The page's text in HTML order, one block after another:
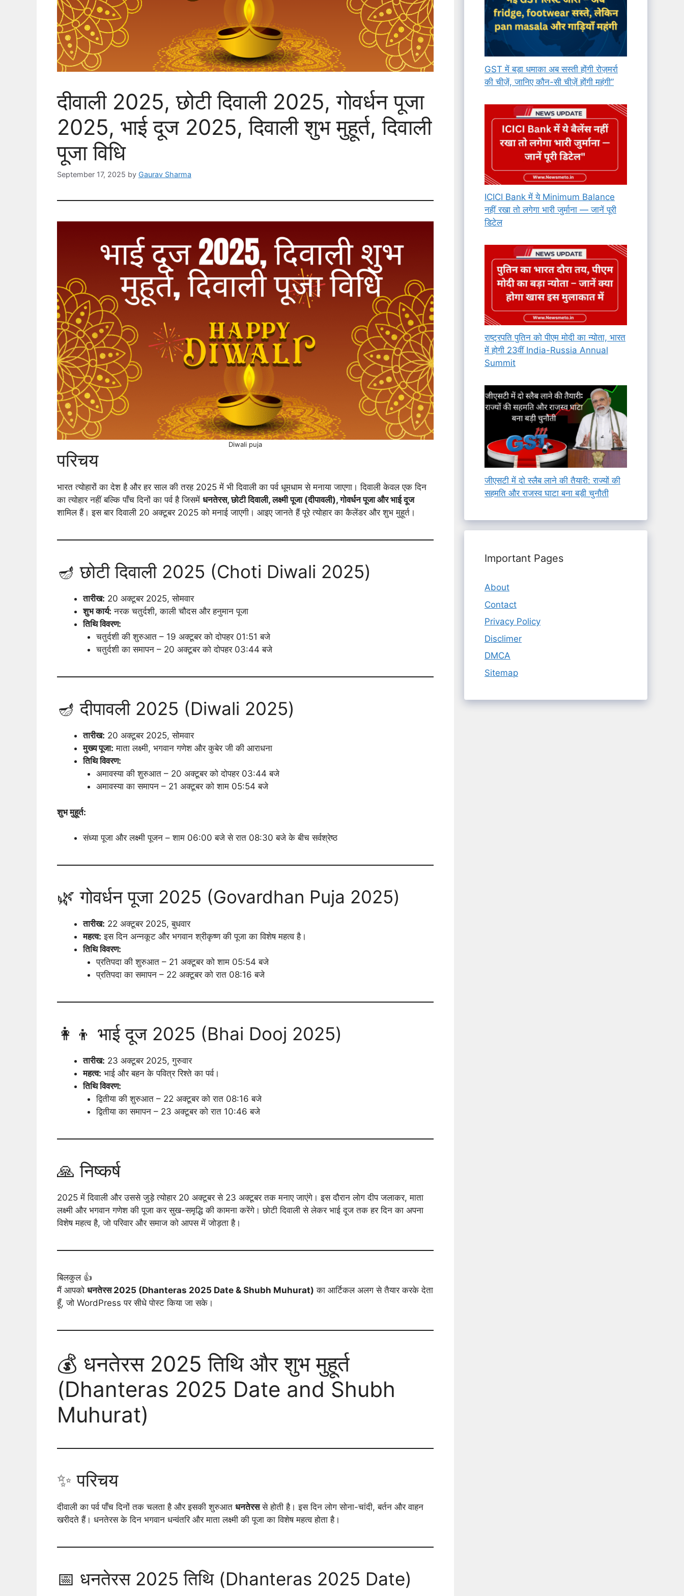
दीवाली 2025, छोटी दिवाली 2025, गोवर्धन पूजा
2025, भाई दूज 2025, दिवाली शुभ मुहूर्त, दिवाली
पूजा विधि
September 17, 2025 by Gaurav Sharma
Diwali puja
परिचय
भारत त्योहारों का देश है और हर साल की तरह 2025 में भी दिवाली का पर्व धूमधाम से मनाया जाएगा। दिवाली केवल एक दिन
का त्योहार नहीं बल्कि पाँच दिनों का पर्व है जिसमें धनतेरस, छोटी दिवाली, लक्ष्मी पूजा (दीपावली), गोवर्धन पूजा और भाई दूज
शामिल हैं। इस बार दिवाली 20 अक्टूबर 2025 को मनाई जाएगी। आइए जानते हैं पूरे त्योहार का कैलेंडर और शुभ मुहूर्त।
🪔 छोटी दिवाली 2025 (Choti Diwali 2025)
तारीख: 20 अक्टूबर 2025, सोमवार
शुभ कार्य: नरक चतुर्दशी, काली चौदस और हनुमान पूजा
तिथि विवरण:
चतुर्दशी की शुरुआत – 19 अक्टूबर को दोपहर 01:51 बजे
चतुर्दशी का समापन – 20 अक्टूबर को दोपहर 03:44 बजे
🪔 दीपावली 2025 (Diwali 2025)
तारीख: 20 अक्टूबर 2025, सोमवार
मुख्य पूजा: माता लक्ष्मी, भगवान गणेश और कुबेर जी की आराधना
तिथि विवरण:
अमावस्या की शुरुआत – 20 अक्टूबर को दोपहर 03:44 बजे
अमावस्या का समापन – 21 अक्टूबर को शाम 05:54 बजे
शुभ मुहूर्त:
संध्या पूजा और लक्ष्मी पूजन – शाम 06:00 बजे से रात 08:30 बजे के बीच सर्वश्रेष्ठ
🌿 गोवर्धन पूजा 2025 (Govardhan Puja 2025)
तारीख: 22 अक्टूबर 2025, बुधवार
महत्व: इस दिन अन्नकूट और भगवान श्रीकृष्ण की पूजा का विशेष महत्व है।
तिथि विवरण:
प्रतिपदा की शुरुआत – 21 अक्टूबर को शाम 05:54 बजे
प्रतिपदा का समापन – 22 अक्टूबर को रात 08:16 बजे
👩‍👦 भाई दूज 2025 (Bhai Dooj 2025)
तारीख: 23 अक्टूबर 2025, गुरुवार
महत्व: भाई और बहन के पवित्र रिश्ते का पर्व।
तिथि विवरण:
द्वितीया की शुरुआत – 22 अक्टूबर को रात 08:16 बजे
द्वितीया का समापन – 23 अक्टूबर को रात 10:46 बजे
🙏 निष्कर्ष
2025 में दिवाली और उससे जुड़े त्योहार 20 अक्टूबर से 23 अक्टूबर तक मनाए जाएंगे। इस दौरान लोग दीप जलाकर, माता
लक्ष्मी और भगवान गणेश की पूजा कर सुख-समृद्धि की कामना करेंगे। छोटी दिवाली से लेकर भाई दूज तक हर दिन का अपना
विशेष महत्व है, जो परिवार और समाज को आपस में जोड़ता है।
बिलकुल 👍
मैं आपको धनतेरस 2025 (Dhanteras 2025 Date & Shubh Muhurat) का आर्टिकल अलग से तैयार करके देता
हूँ, जो WordPress पर सीधे पोस्ट किया जा सके।
💰 धनतेरस 2025 तिथि और शुभ मुहूर्त
(Dhanteras 2025 Date and Shubh
Muhurat)
✨ परिचय
दीवाली का पर्व पाँच दिनों तक चलता है और इसकी शुरुआत धनतेरससे होती है। इस दिन लोग सोना-चांदी, बर्तन और वाहन
खरीदते हैं। धनतेरस के दिन भगवान धन्वंतरि और माता लक्ष्मी की पूजा का विशेष महत्व होता है।
📅 धनतेरस 2025 तिथि (Dhanteras 2025 Date)
GST में बड़ा धमाका अब सस्ती होंगी रोज़मर्रा
की चीज़ें, जानिए कौन-सी चीज़ें होंगी महंगी”
ICICI Bank में ये Minimum Balance
नहीं रखा तो लगेगा भारी जुर्माना — जानें पूरी
डिटेल
राष्ट्रपति पुतिन को पीएम मोदी का न्योता, भारत
में होगी 23वीं India-Russia Annual
Summit
जीएसटी में दो स्लैब लाने की तैयारी: राज्यों की
सहमति और राजस्व घाटा बना बड़ी चुनौती
Important Pages
About
Contact
Privacy Policy
Disclimer
DMCA
Sitemap